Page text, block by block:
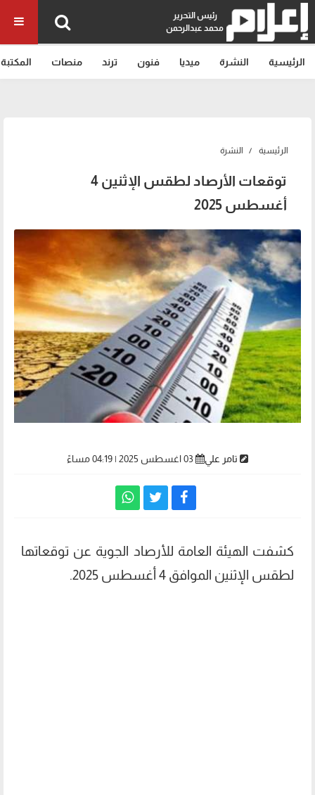
رئيس التحرير
محمد عبدالرحمن
الرئيسية النشرة ميديا فنون ترند منصات المكتبة
الرئيسية النشرة
توقعات الأرصاد لطقس الإثنين 4
أغسطس 2025
تامر علي
كشفت الهيئة العامة للأرصاد الجوية عن توقعاتها
لطقس الإثنين الموافق 4 أغسطس 2025.